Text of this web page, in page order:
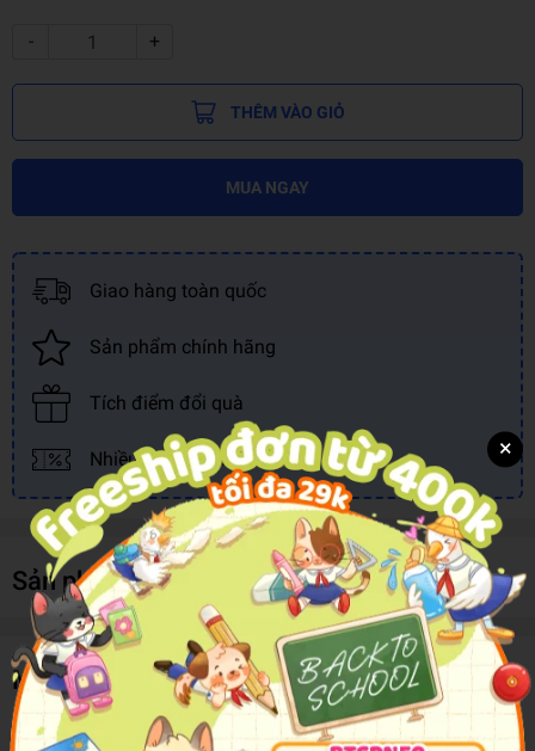
- +
THÊM VÀO GIỎ
MUA NGAY
Giao hàng toàn quốc
Sản phẩm chính hãng
Tích điểm đổi quà
Nhiều khuyến mãi, ưu đãi
Sản phẩm cùng loại
Mô tả sản phẩm
The Times Big Book Of Quick Crosswords 4
×